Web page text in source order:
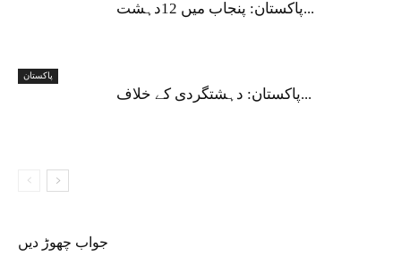
پاکستان: پنجاب میں 12دہشت...
پاکستان
پاکستان: دہشتگردی کے خلاف...
جواب چھوڑ دیں